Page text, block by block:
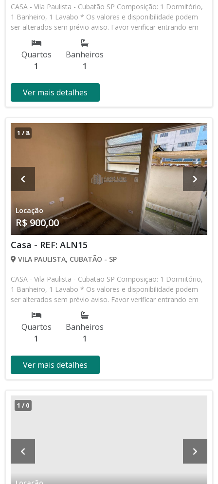
CASA - Vila Paulista - Cubatão SP Composição: 1 Dormitório,
1 Banheiro, 1 Lavabo * Os valores e disponibilidade podem
ser alterados sem prévio aviso. Favor verificar entrando em
contato com nossa equipe
Quartos
1
Banheiros
1
Ver mais detalhes
1 /8
Locação
R$ 900,00
Casa - REF: ALN15
VILA PAULISTA, CUBATÃO - SP
CASA - Vila Paulista - Cubatão SP Composição: 1 Dormitório,
1 Banheiro, 1 Lavabo * Os valores e disponibilidade podem
ser alterados sem prévio aviso. Favor verificar entrando em
contato com nossa equipe
Quartos
1
Banheiros
1
Ver mais detalhes
1 / 0